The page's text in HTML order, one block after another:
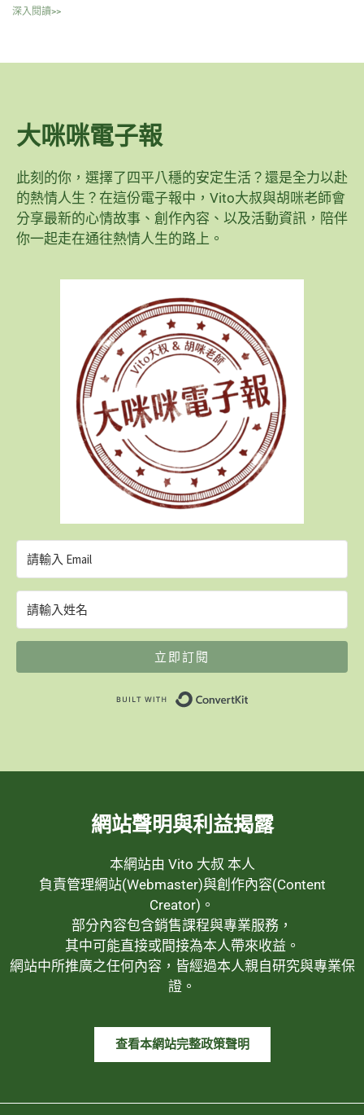
深入閱讀>>
大咪咪電子報
此刻的你，選擇了四平八穩的安定生活？還是全力以赴
的熱情人生？在這份電子報中，Vito大叔與胡咪老師會
分享最新的心情故事、創作內容、以及活動資訊，陪伴
你一起走在通往熱情人生的路上。
立即訂閱
網站聲明與利益揭露
本網站由 Vito 大叔 本人
負責管理網站(Webmaster)與創作內容(Content
Creator)。
部分內容包含銷售課程與專業服務，
其中可能直接或間接為本人帶來收益。
網站中所推廣之任何內容，皆經過本人親自研究與專業保
證。
查看本網站完整政策聲明